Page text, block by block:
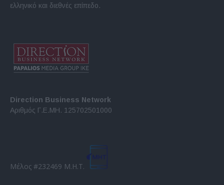
ελληνικό και διεθνές επίπεδο.
Direction Business Network
Αριθμός Γ.Ε.ΜΗ. 125702501000
Μέλος #232469 Μ.Η.Τ.